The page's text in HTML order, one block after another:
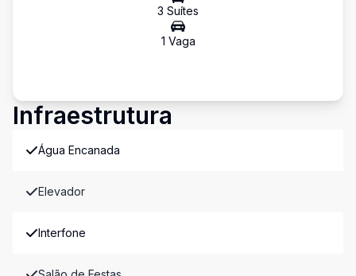
3 Suítes
1 Vaga
Infraestrutura
Água Encanada
Elevador
Interfone